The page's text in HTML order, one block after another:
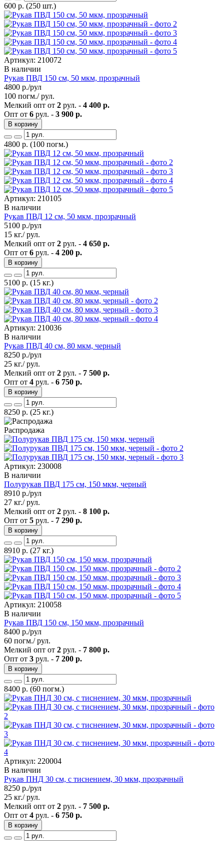
600 р. (250 шт.)
Артикул: 210072
В наличии
Рукав ПВД 150 см, 50 мкм, прозрачный
4800 р./рул
100 погм./ рул.
Мелкий опт от 2 рул. - 4 400 р.
Опт от 6 рул. - 3 900 р.
В корзину
4800 р. (100 погм.)
Артикул: 210105
В наличии
Рукав ПВД 12 см, 50 мкм, прозрачный
5100 р./рул
15 кг./ рул.
Мелкий опт от 2 рул. - 4 650 р.
Опт от 6 рул. - 4 200 р.
В корзину
5100 р. (15 кг.)
Артикул: 210036
В наличии
Рукав ПВД 40 см, 80 мкм, черный
8250 р./рул
25 кг./ рул.
Мелкий опт от 2 рул. - 7 500 р.
Опт от 4 рул. - 6 750 р.
В корзину
8250 р. (25 кг.)
Распродажа
Артикул: 230008
В наличии
Полурукав ПВД 175 см, 150 мкм, черный
8910 р./рул
27 кг./ рул.
Мелкий опт от 2 рул. - 8 100 р.
Опт от 5 рул. - 7 290 р.
В корзину
8910 р. (27 кг.)
Артикул: 210058
В наличии
Рукав ПВД 150 см, 150 мкм, прозрачный
8400 р./рул
60 погм./ рул.
Мелкий опт от 2 рул. - 7 800 р.
Опт от 3 рул. - 7 200 р.
В корзину
8400 р. (60 погм.)
Артикул: 220004
В наличии
Рукав ПНД 30 см, с тиснением, 30 мкм, прозрачный
8250 р./рул
25 кг./ рул.
Мелкий опт от 2 рул. - 7 500 р.
Опт от 4 рул. - 6 750 р.
В корзину